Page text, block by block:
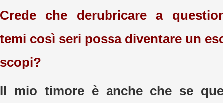
Crede che derubricare a
temi così seri possa diventare un
scopi?
Il mio timore è anche che se